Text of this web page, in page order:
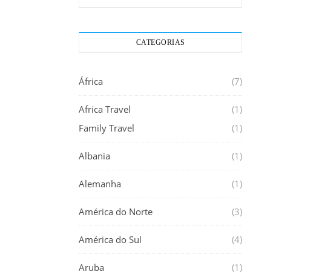
CATEGORIAS
África (7)
Africa Travel
(1)
Family Travel
(1)
Albania (1)
Alemanha (1)
América do Norte (3)
América do Sul (4)
Aruba (1)